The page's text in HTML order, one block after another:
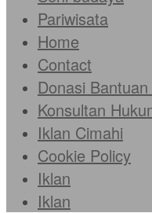
Pariwisata
Home
Contact
Donasi
Konsultan
Iklan Cimahi
Cookie Policy
Iklan
Iklan